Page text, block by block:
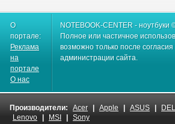
О
портале:
Реклама
на
портале
О нас
NOTEBOOK-CENTER - ноутбуки
Полное или частичное
возможно только после
администрации сайта.
Производители: Acer Apple ASUS
Lenovo
MSI Sony